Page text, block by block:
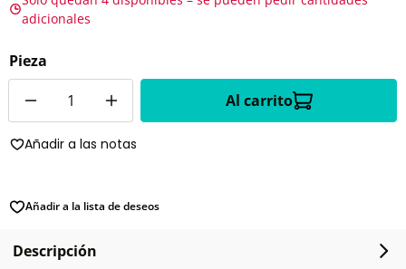
adicionales
Pieza
Al carrito
Añadir a las notas
Añadir a la lista de deseos
Descripción